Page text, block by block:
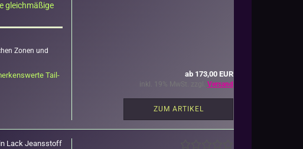
gleich­mä­ßi­ge
Zonen und
Tail­
ab 173,00 EUR
inkl. 19% MwSt. zzgl. Versand
ZUM ARTIKEL
Lack Jeans­stoff